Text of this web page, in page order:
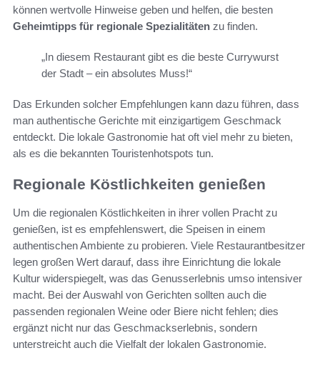
können wertvolle Hinweise geben und helfen, die besten
Geheimtipps für regionale Spezialitäten zu finden.
„In diesem Restaurant gibt es die beste Currywurst
der Stadt – ein absolutes Muss!“
Das Erkunden solcher Empfehlungen kann dazu führen, dass
man authentische Gerichte mit einzigartigem Geschmack
entdeckt. Die lokale Gastronomie hat oft viel mehr zu bieten,
als es die bekannten Touristenhotspots tun.
Regionale Köstlichkeiten genießen
Um die regionalen Köstlichkeiten in ihrer vollen Pracht zu
genießen, ist es empfehlenswert, die Speisen in einem
authentischen Ambiente zu probieren. Viele Restaurantbesitzer
legen großen Wert darauf, dass ihre Einrichtung die lokale
Kultur widerspiegelt, was das Genusserlebnis umso intensiver
macht. Bei der Auswahl von Gerichten sollten auch die
passenden regionalen Weine oder Biere nicht fehlen; dies
ergänzt nicht nur das Geschmackserlebnis, sondern
unterstreicht auch die Vielfalt der lokalen Gastronomie.